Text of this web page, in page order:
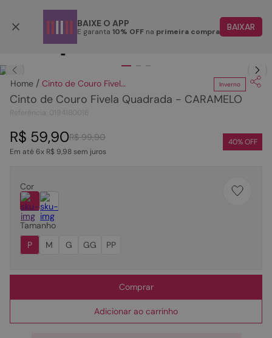
BAIXE O APP
E garanta 10% OFF na primeira compra BAIXAR
Cinto de Couro Fivela Quadrada - CARAMELO Inverno
Cinto de Couro Fivela Quadrada - CARAMELO
R$ 99,90
R$ 59,90
Em até6x R$ 9,98sem juros
40% OFF
Cor
Tamanho
P
M G GG PP
Comprar
Adicionar ao carrinho
1
2º
tenis
4º
rasteira
5º
sandalia
bolsa
sapatilha
couro